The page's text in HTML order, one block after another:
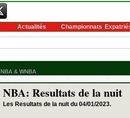
Actualités Championnats
NBA & WNBA
NBA: Resultats de la nuit
Les Resultats de la nuit du 04/01/2023.